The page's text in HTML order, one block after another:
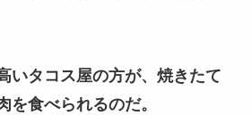
いタコス屋の方が、焼きたて
を食べられるのだ。